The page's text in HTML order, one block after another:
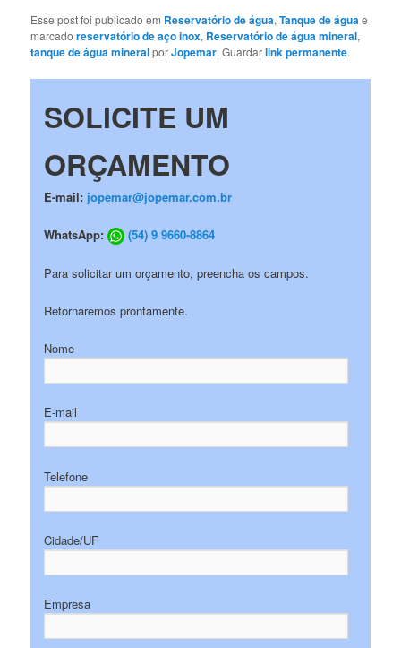
Esse post foi publicado em Reservatório de água,Tanque de águae
marcadoreservatório de aço inox, Reservatório de água mineral,
tanque de água mineralporJopemar. Guardarlink permanente.
SOLICITE UM
ORÇAMENTO
E-mail: jopemar@jopemar.com.br
WhatsApp: (54) 9 9660-8864
Para solicitar um orçamento, preencha os campos.
Retornaremos prontamente.
Nome
E-mail
Telefone
Cidade/UF
Empresa